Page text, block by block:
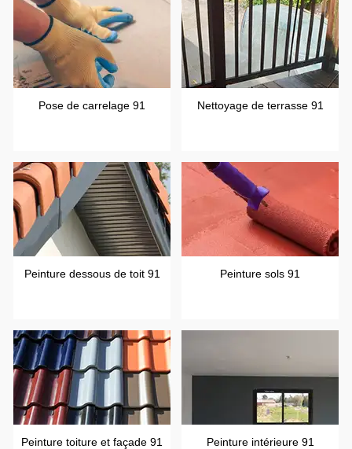
Pose de carrelage 91 Nettoyage de terrasse 91
Peinture dessous de toit 91 Peinture sols 91
Peinture toiture et façade 91 Peinture intérieure 91